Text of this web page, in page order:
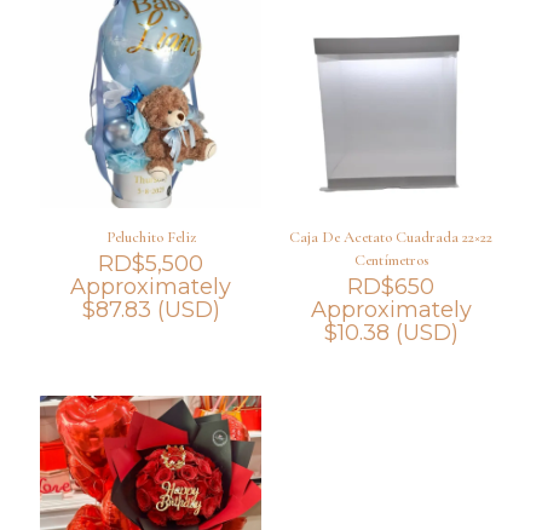
Peluchito Feliz
RD$5,500
Approximately
$87.83 (USD)
Caja De Acetato Cuadrada 22×22
Centímetros
RD$650
Approximately
$10.38 (USD)